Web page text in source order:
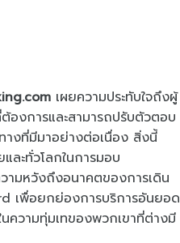
เผยความประทับใจถึงผู้
องการและสามารถปรับตัวตอบ
งที่มีมาอย่างต่อเนื่อง สิ่งนี้
ละทั่วโลกในการมอบ
ามหวังถึงอนาคตของการเดิน
เพื่อยกย่องการบริการอันยอด
ความทุ่มเทของพวกเขาที่ต่างมี